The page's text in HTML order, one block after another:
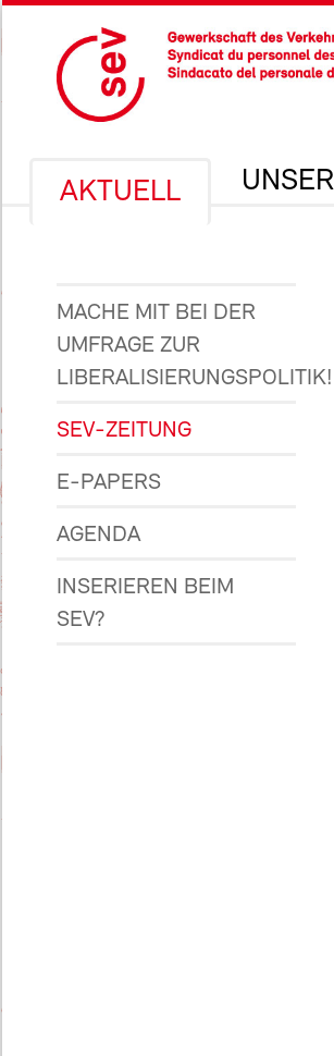
AKTUELL
MACHE MIT BEI DER
UMFRAGE ZUR
LIBERALISIERUNGSPOLITIK!
SEV-ZEITUNG
E-PAPERS
AGENDA
INSERIEREN BEIM
SEV?